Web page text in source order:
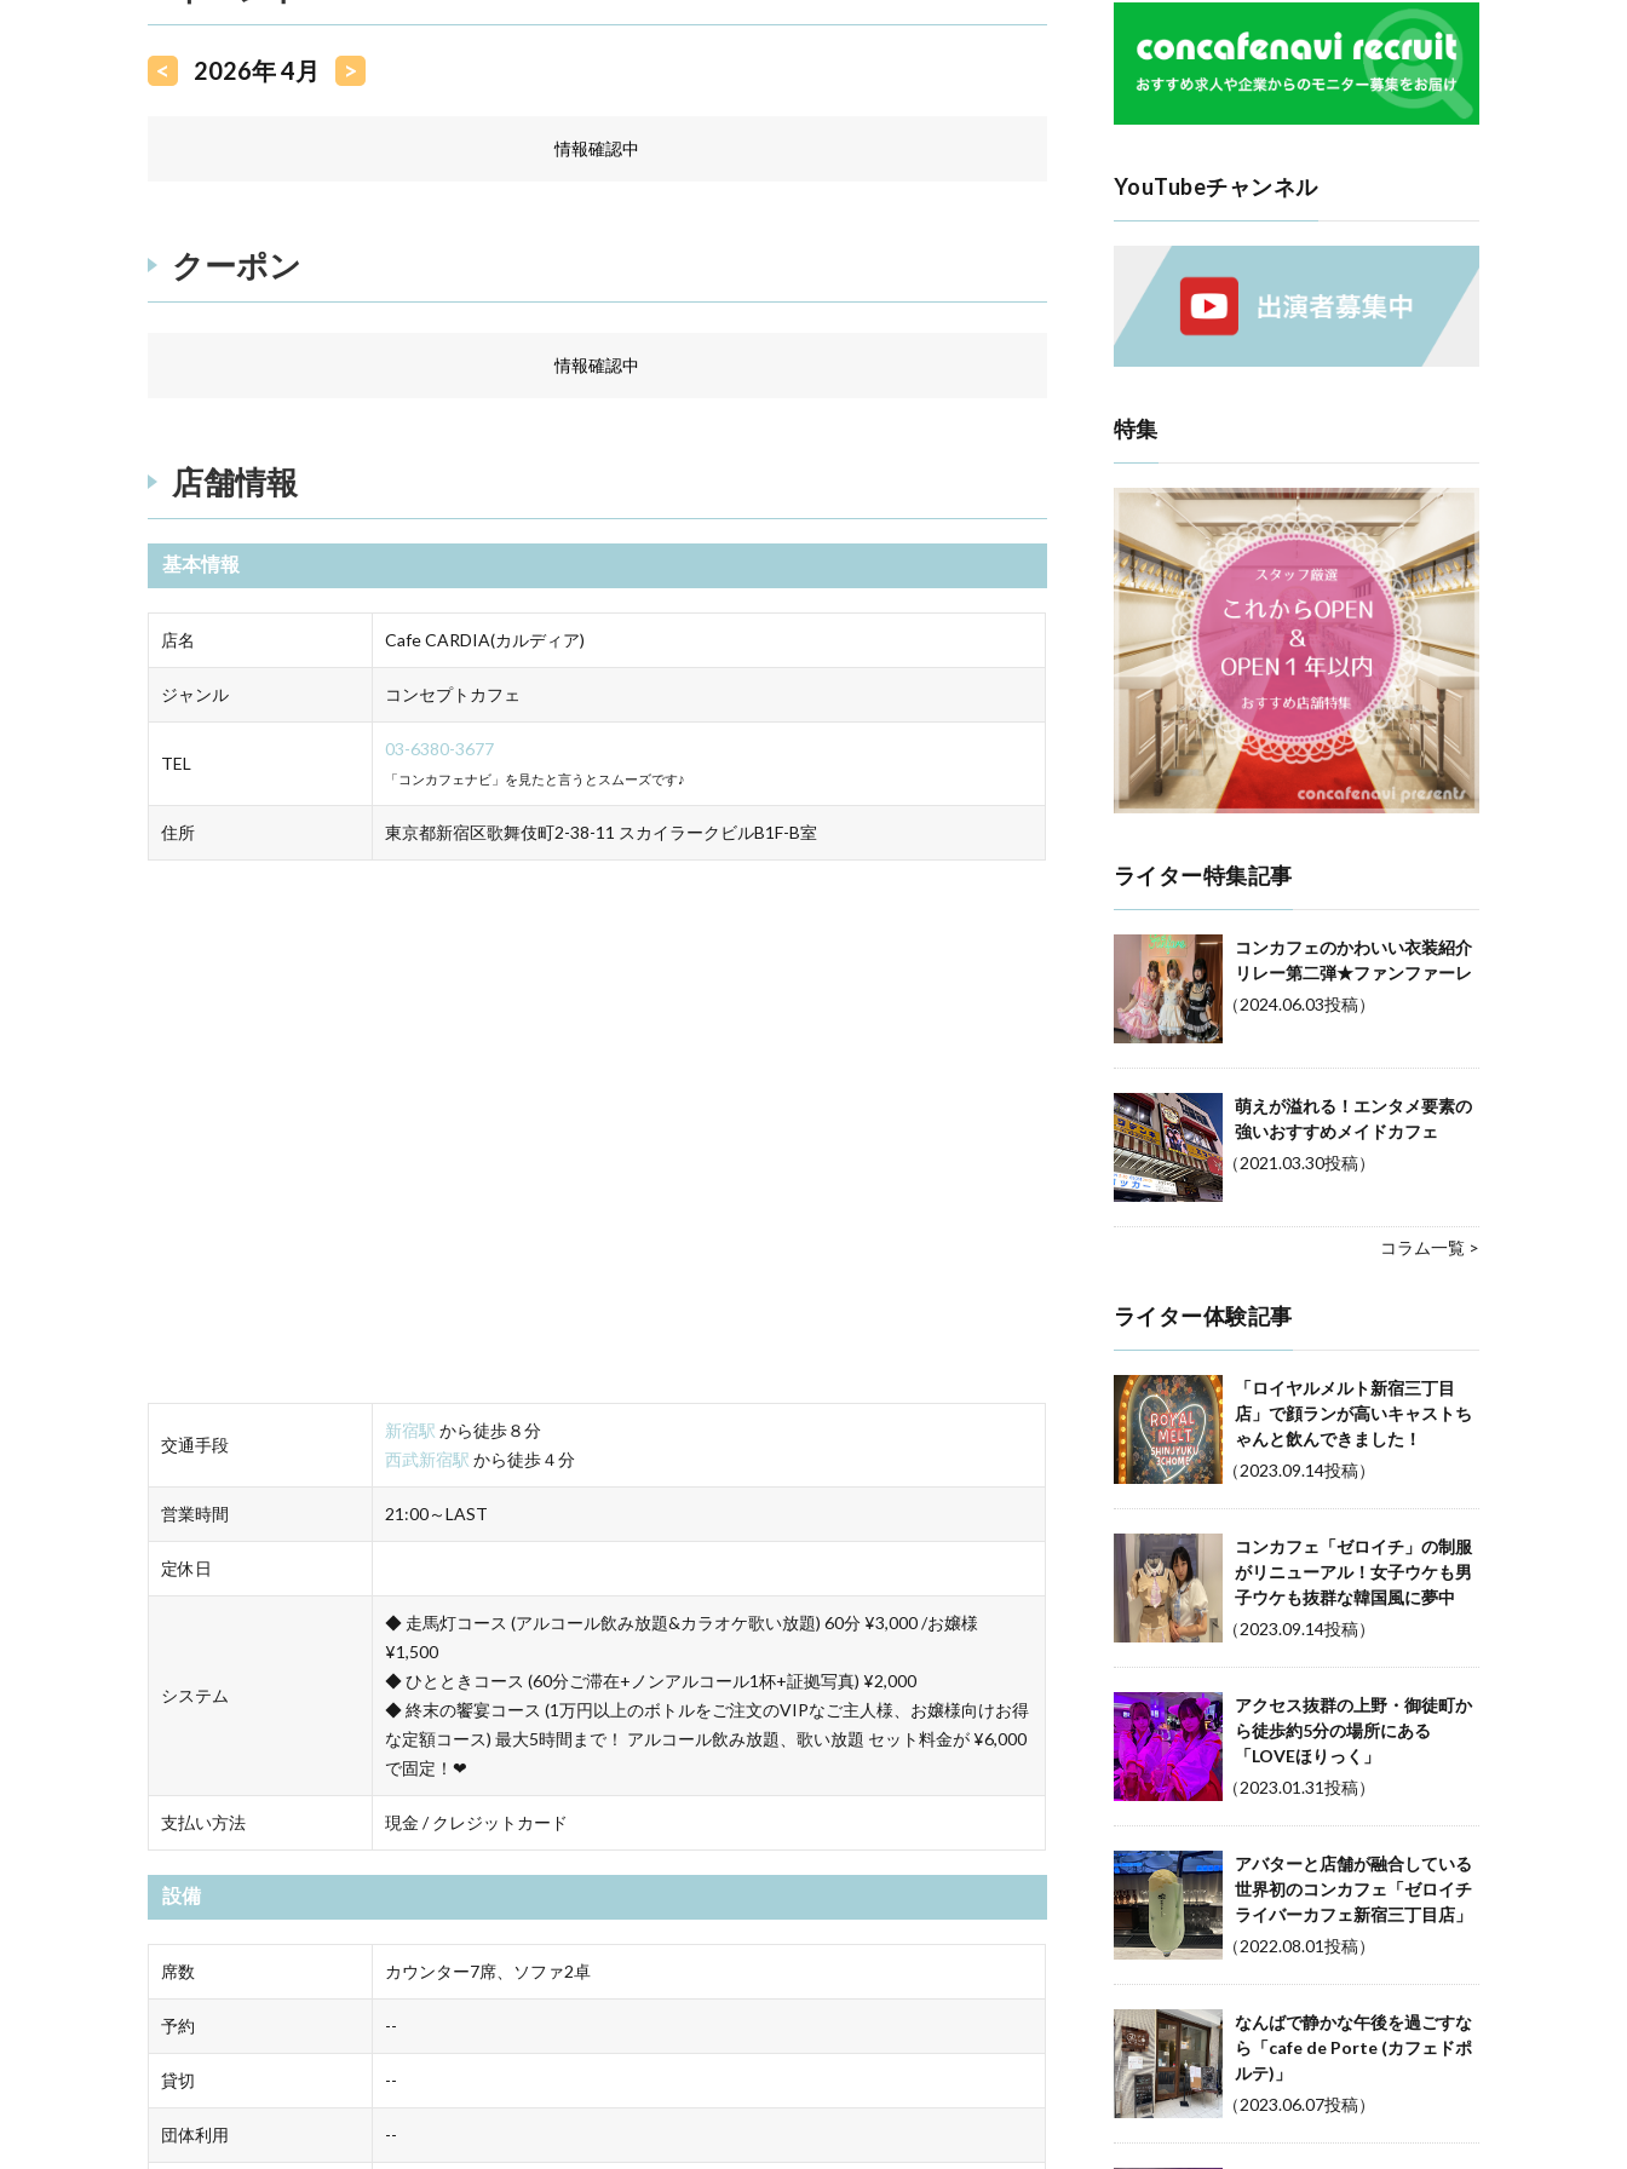
< 2026年 4月 >
情報確認中
クーポン
情報確認中
店舗情報
基本情報
店名 Cafe CARDIA(カルディア)
ジャンル コンセプトカフェ
TEL
03-6380-3677
「コンカフェナビ」を見たと言うとスムーズです♪
住所 東京都新宿区歌舞伎町2-38-11 スカイラークビルB1F-B室
交通手段
新宿駅 から徒歩８分
西武新宿駅 から徒歩４分
営業時間 21:00～LAST
定休日
システム
◆ 走馬灯コース (アルコール飲み放題&カラオケ歌い放題) 60分 ¥3,000 /お嬢様
¥1,500
◆ ひとときコース (60分ご滞在+ノンアルコール1杯+証拠写真) ¥2,000
◆ 終末の饗宴コース (1万円以上のボトルをご注文のVIPなご主人様、お嬢様向けお得
な定額コース) 最大5時間まで！ アルコール飲み放題、歌い放題 セット料金が ¥6,000
で固定！❤︎
支払い方法 現金 / クレジットカード
設備
席数 カウンター7席、ソファ2卓
予約 --
貸切 --
団体利用 --
YouTubeチャンネル
特集
ライター特集記事
コンカフェのかわいい衣装紹介
リレー第二弾★ファンファーレ
（2024.06.03投稿）
萌えが溢れる！エンタメ要素の
強いおすすめメイドカフェ
（2021.03.30投稿）
コラム一覧 >
ライター体験記事
「ロイヤルメルト新宿三丁目
店」で顔ランが高いキャストち
ゃんと飲んできました！
（2023.09.14投稿）
コンカフェ「ゼロイチ」の制服
がリニューアル！女子ウケも男
子ウケも抜群な韓国風に夢中
（2023.09.14投稿）
アクセス抜群の上野・御徒町か
ら徒歩約5分の場所にある
「LOVEほりっく」
（2023.01.31投稿）
アバターと店舗が融合している
世界初のコンカフェ「ゼロイチ
ライバーカフェ新宿三丁目店」
（2022.08.01投稿）
なんばで静かな午後を過ごすな
ら「cafe de Porte (カフェドポ
ルテ)」
（2023.06.07投稿）